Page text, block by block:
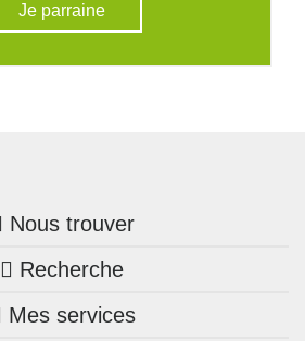
Je parraine
Nous trouver
Trouver une agence
Bretagne
Recherche
Nos annonces
Mes services